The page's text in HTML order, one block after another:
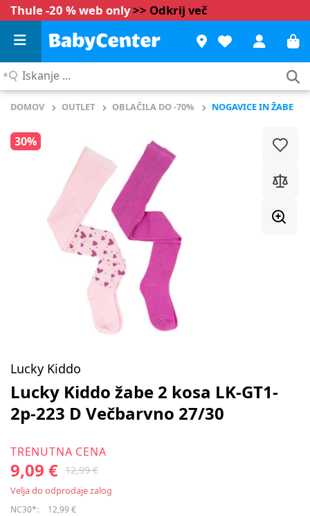
Thule -20 % web only>> Odkrij več
Iskanje
DOMOV OUTLET OBLAČILA DO -70% NOGAVICE IN ŽABE
30%
Lucky Kiddo
Lucky Kiddo žabe 2 kosa LK-GT1-
2p-223 D Večbarvno 27/30
TRENUTNA CENA
9,09 € 12,99 €
Velja do odprodaje zalog
NC30*: 12,99 €